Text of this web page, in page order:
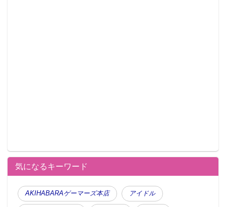
気になるキーワード
AKIHABARAゲーマーズ本店 アイドル